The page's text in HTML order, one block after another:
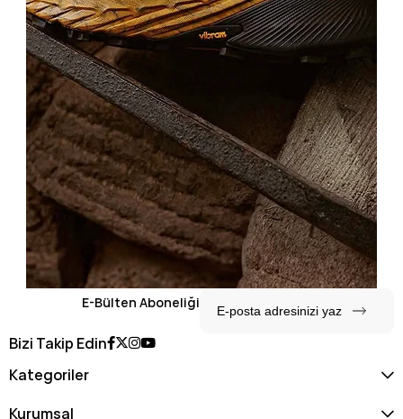
E-Bülten Aboneliği
Bizi Takip Edin
Kategoriler
Kurumsal